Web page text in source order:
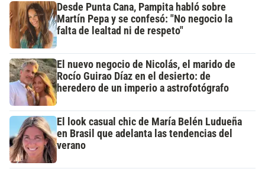
Desde Punta Cana, Pampita habló sobre
Martín Pepa y se confesó: "No negocio la
falta de lealtad ni de respeto"
El nuevo negocio de Nicolás, el marido de
Rocío Guirao Díaz en el desierto: de
heredero de un imperio a astrofotógrafo
El look casual chic de María Belén Ludueña
en Brasil que adelanta las tendencias del
verano